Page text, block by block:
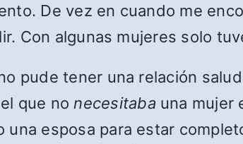
De vez en cuando me
Con algunas mujeres solo
pude tener una relación
que no necesitaba una mujer
una esposa para estar